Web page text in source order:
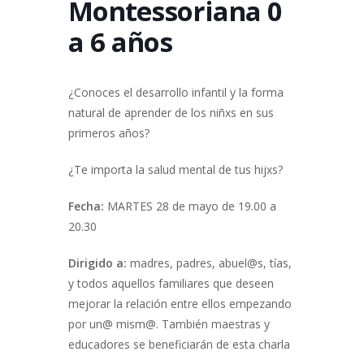
Montessoriana 0
a 6 años
¿Conoces el desarrollo infantil y la forma
natural de aprender de los niñxs en sus
primeros años?
¿Te importa la salud mental de tus hijxs?
Fecha: MARTES 28 de mayo de 19.00 a
20.30
Dirigido a: madres, padres, abuel@s, tías,
y todos aquellos familiares que deseen
mejorar la relación entre ellos empezando
por un@ mism@. También maestras y
educadores se beneficiarán de esta charla